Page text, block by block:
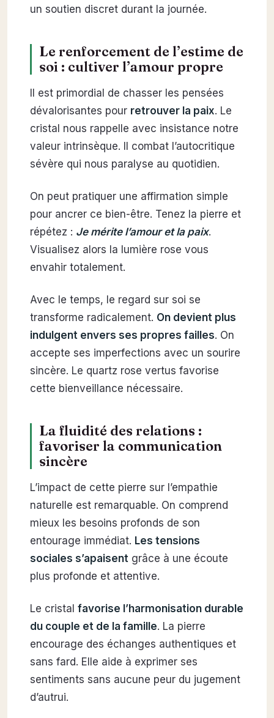
un soutien discret durant la journée.
Le renforcement de l’estime de
soi : cultiver l’amour propre
Il est primordial de chasser les pensées
dévalorisantes pour retrouver la paix. Le
cristal nous rappelle avec insistance notre
valeur intrinsèque. Il combat l’autocritique
sévère qui nous paralyse au quotidien.
On peut pratiquer une affirmation simple
pour ancrer ce bien-être. Tenez la pierre et
répétez : Je mérite l’amour et la paix.
Visualisez alors la lumière rose vous
envahir totalement.
Avec le temps, le regard sur soi se
transforme radicalement. On devient plus
indulgent envers ses propres failles. On
accepte ses imperfections avec un sourire
sincère. Le quartz rose vertus favorise
cette bienveillance nécessaire.
La fluidité des relations :
favoriser la communication
sincère
L’impact de cette pierre sur l’empathie
naturelle est remarquable. On comprend
mieux les besoins profonds de son
entourage immédiat. Les tensions
sociales s’apaisentgrâce à une écoute
plus profonde et attentive.
Le cristal favorise l’harmonisation durable
du couple et de la famille. La pierre
encourage des échanges authentiques et
sans fard. Elle aide à exprimer ses
sentiments sans aucune peur du jugement
d’autrui.